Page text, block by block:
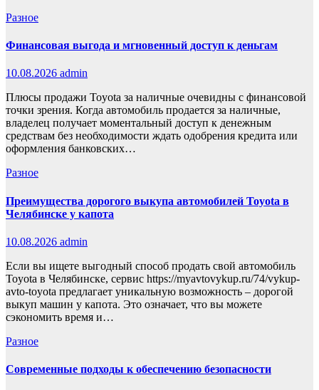
Разное
Финансовая выгода и мгновенный доступ к деньгам
10.08.2026 admin
Плюсы продажи Toyota за наличные очевидны с финансовой
точки зрения. Когда автомобиль продается за наличные,
владелец получает моментальный доступ к денежным
средствам без необходимости ждать одобрения кредита или
оформления банковских…
Разное
Преимущества дорогого выкупа автомобилей Toyota в
Челябинске у капота
10.08.2026 admin
Если вы ищете выгодный способ продать свой автомобиль
Toyota в Челябинске, сервис https://myavtovykup.ru/74/vykup-
avto-toyota предлагает уникальную возможность – дорогой
выкуп машин у капота. Это означает, что вы можете
сэкономить время и…
Разное
Современные подходы к обеспечению безопасности